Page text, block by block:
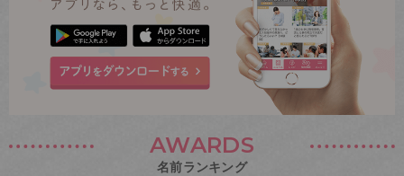
AWARDS
名前ランキング